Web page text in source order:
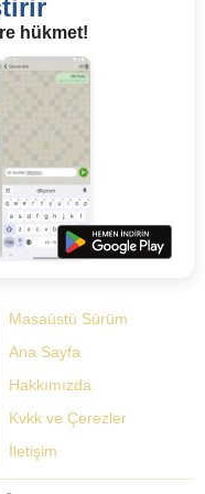
hükmet!
Masaüstü Sürüm
Ana Sayfa
Hakkımızda
Kvkk ve Çerezler
İletişim